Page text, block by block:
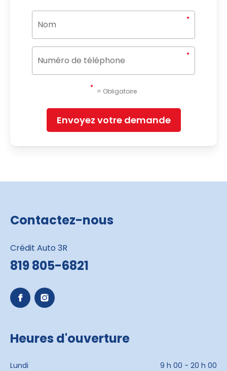
= Obligatoire
Envoyez votre demande
Contactez-nous
Crédit Auto 3R
819 805-6821
Heures d'ouverture
Lundi
9 h 00 - 20 h 00